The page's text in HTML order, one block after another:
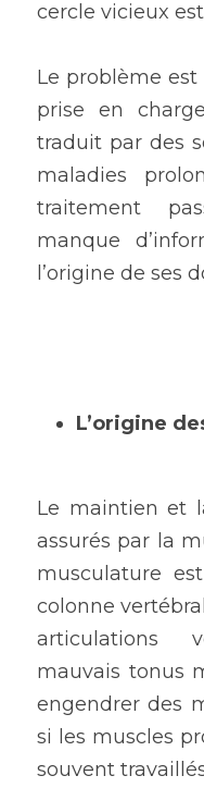
cercle vicieux
Le problème
prise en
traduit par des
maladies
traitement
manque
l’origine de ses
L’origine
Le maintien et
assurés par la
musculature
colonne
articulations
mauvais tonus
engendrer des
si les muscles
souvent